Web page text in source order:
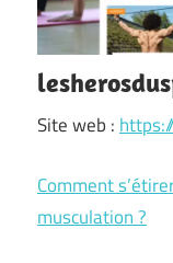
Site web :
Comment
musculation ?